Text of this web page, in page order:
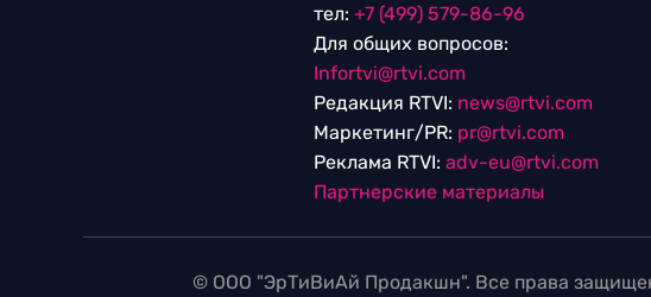
тел: +7 (499) 579-86-96
Для общих вопросов:
Infortvi@rtvi.com
Редакция RTVI: news@rtvi.com
Маркетинг/PR: pr@rtvi.com
Реклама RTVI: adv-eu@rtvi.com
Партнерские материалы
© ООО "ЭрТиВиАй Продакшн". Все права